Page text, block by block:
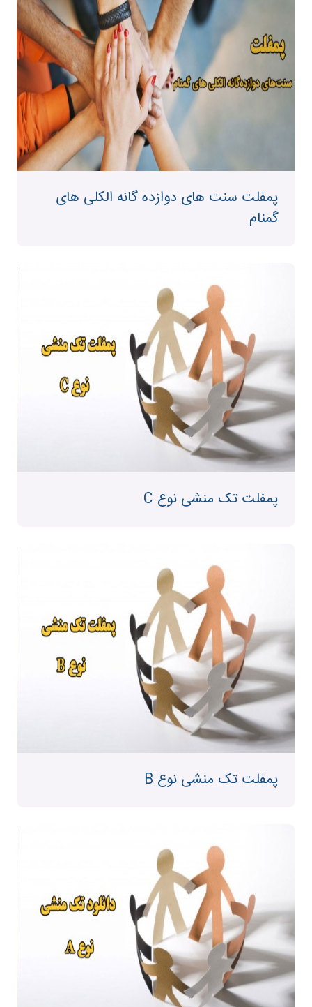
پمفلت سنت های دوازده گانه الکلی های
گمنام
پمفلت تک منشی نوع C
پمفلت تک منشی نوع B